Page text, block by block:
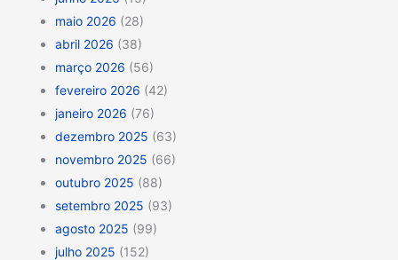
maio 2026 (28)
abril 2026 (38)
março 2026 (56)
fevereiro 2026 (42)
janeiro 2026 (76)
dezembro 2025 (63)
novembro 2025 (66)
outubro 2025 (88)
setembro 2025 (93)
agosto 2025 (99)
julho 2025 (152)